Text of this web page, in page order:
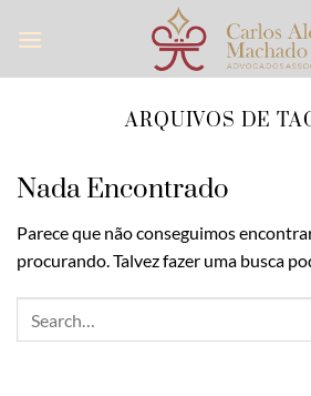
ARQUIVOS DE
Nada Encontrado
Parece que não conseguimos
procurando. Talvez fazer uma busca